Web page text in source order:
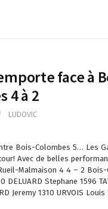
face à
4 à 2
/ LUDOVIC
Bois-Colombes 5… Les
Avec de belles
Malmaison 4 4 – 2 Bois-
DELUARD Stephane 1596
Jeremy 1310 URVOIS Louis